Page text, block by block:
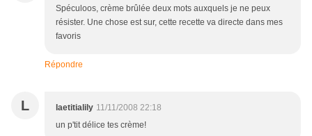
Spéculoos, crème brûlée deux mots auxquels je ne peux
résister. Une chose est sur, cette recette va directe dans mes
favoris
Répondre
L laetitialily 11/11/2008 22:18
un p'tit délice tes crème!